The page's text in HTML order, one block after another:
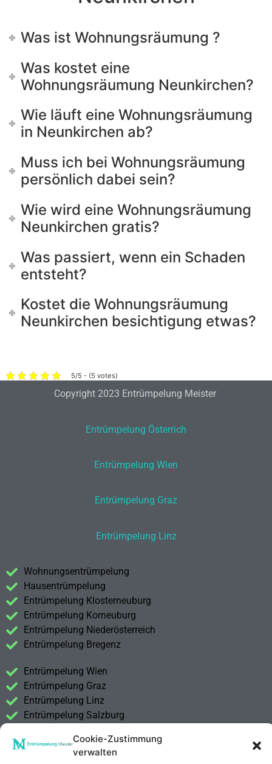
Cookie-Zustimmung
verwalten
Was ist Wohnungsräumung ?
Was kostet eine
Wohnungsräumung Neunkirchen?
Wie läuft eine Wohnungsräumung
in Neunkirchen ab?
Muss ich bei Wohnungsräumung
persönlich dabei sein?
Wie wird eine Wohnungsräumung
Neunkirchen gratis?
Was passiert, wenn ein Schaden
entsteht?
Kostet die Wohnungsräumung
Neunkirchen besichtigung etwas?
5/5 - (5 votes)
Copyright 2023 Entrümpelung Meister
Entrümpelung Österrich
Entrümpelung Wien
Entrümpelung Graz
Entrümpelung Linz
Wohnungsentrümpelung
Hausentrümpelung
Entrümpelung Klosterneuburg
Entrümpelung Korneuburg
Entrümpelung Niederösterreich
Entrümpelung Bregenz
Entrümpelung Wien
Entrümpelung Graz
Entrümpelung Linz
Entrümpelung Salzburg
Entrümpelung Steiermark